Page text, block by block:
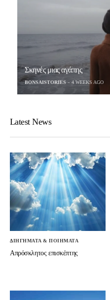
Σκηνές μιας αγάπης
BONSAISTORIES 4 WEEKS AGO
Latest News
ΔΙΗΓΗΜΑΤΑ & ΠΟΙΗΜΑΤΑ
Απρόσκλητος επισκέπτης